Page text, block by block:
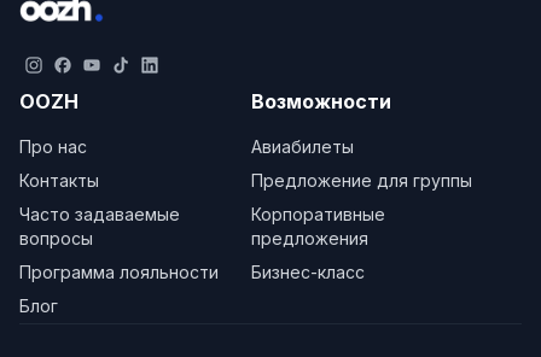
OOZH
Про нас
Контакты
Часто задаваемые
вопросы
Программа лояльности
Блог
Возможности
Авиабилеты
Предложение для группы
Корпоративные
предложения
Бизнес-класс